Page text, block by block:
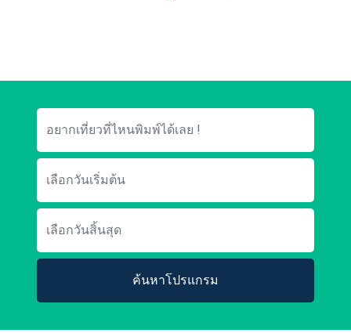
ค้นหาโปรแกรม